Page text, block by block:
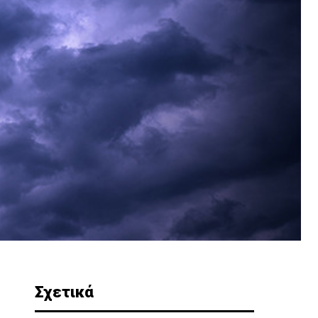
Σχετικά